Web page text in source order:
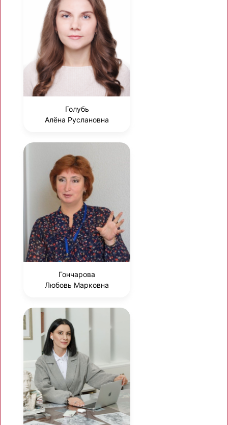
Голубь
Алёна Руслановна
Гончарова
Любовь Марковна